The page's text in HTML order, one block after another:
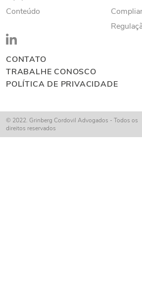
Conteúdo
CONTATO
TRABALHE CONOSCO
POLÍTICA DE PRIVACIDADE
© 2022. Grinberg Cordovil Advogados - Todos os
direitos reservados